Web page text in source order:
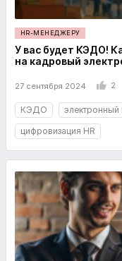
HR-МЕНЕДЖЕРУ
У вас будет КЭДО!
на кадровый
27 сентября 2024 2
КЭДО
цифровизация HR